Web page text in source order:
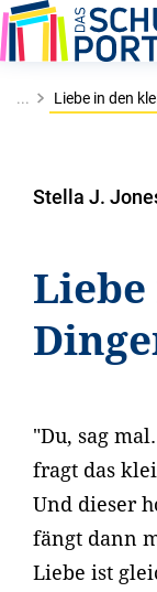
... Liebe in den
Stella J.
"Du, sag
fragt das
Und dieser
fängt dann
Liebe ist